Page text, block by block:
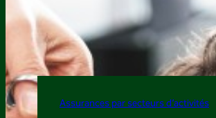
Assurances par secteurs d’activités